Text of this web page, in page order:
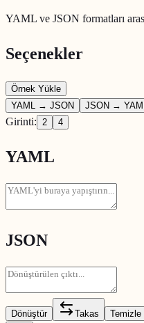
YAML ve JSON formatları
Seçenekler
Örnek Yükle
YAML → JSON
JSON →
Girinti: 2 4
YAML
JSON
Dönüştür Takas Temizle